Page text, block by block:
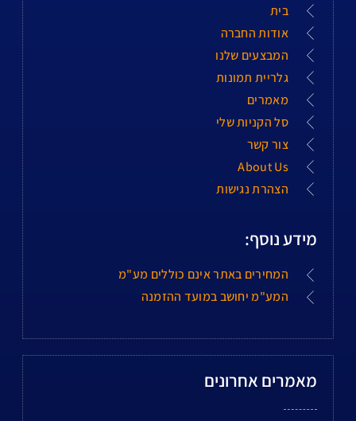
בית
אודות החברה
המבצעים שלנו
גלריית תמונות
מאמרים
סל הקניות שלי
צור קשר
About Us
הצהרת נגישות
מידע נוסף:
המחירים באתר אינם כוללים מע"מ
המע"מ יחושב במועד ההזמנה
מאמרים אחרונים